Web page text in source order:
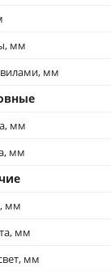
мм
мм
мм
мм
мм
мм
мм